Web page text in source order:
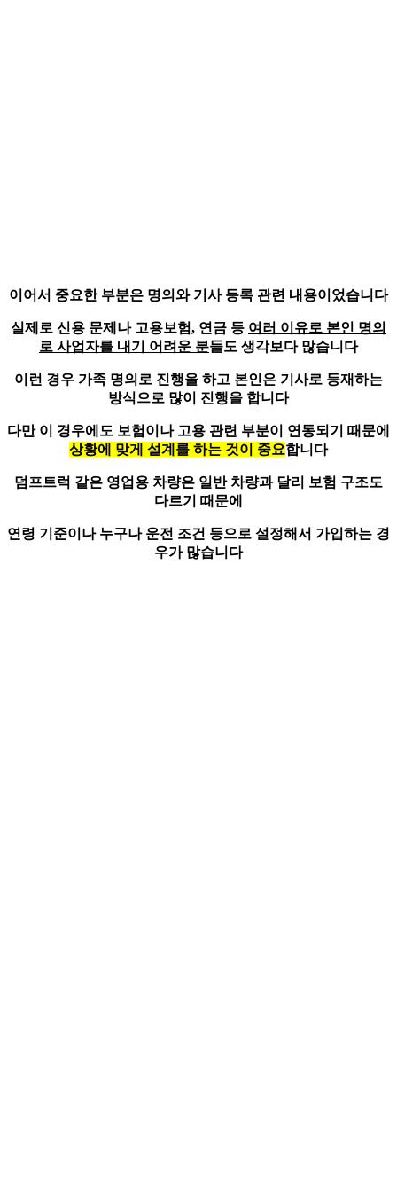
이어서 중요한 부분은 명의와 기사 등록 관련 내용이었습니다
실제로 신용 문제나 고용보험, 연금 등 여러 이유로 본인 명의
로 사업자를 내기 어려운 분들도 생각보다 많습니다
이런 경우 가족 명의로 진행을 하고 본인은 기사로 등재하는
방식으로 많이 진행을 합니다
다만 이 경우에도 보험이나 고용 관련 부분이 연동되기 때문에
상황에 맞게 설계를 하는 것이 중요합니다
덤프트럭 같은 영업용 차량은 일반 차량과 달리 보험 구조도
다르기 때문에
연령 기준이나 누구나 운전 조건 등으로 설정해서 가입하는 경
우가 많습니다